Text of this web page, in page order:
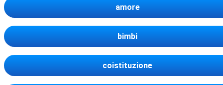
amore
bimbi
coistituzione